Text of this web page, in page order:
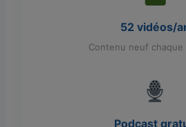
52 vidéos/
Contenu neuf chaque
Podcast